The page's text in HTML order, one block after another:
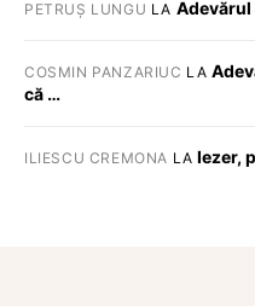
PETRUȘ LUNGU LA Adevărul
COSMIN PANZARIUC LA
că …
ILIESCU CREMONA LA Iezer,